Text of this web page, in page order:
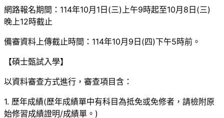
網路報名期間：114年10月1日(三)上午9時起至10月8日(三)
晚上12時截止
備審資料上傳截止時間：114年10月9日(四)下午5時前。
【碩士甄試入學】
以資料審查方式進行，審查項目含：
1. 歷年成績(歷年成績單中有科目為抵免或免修者，請檢附原
始修習成績證明/成績單。)